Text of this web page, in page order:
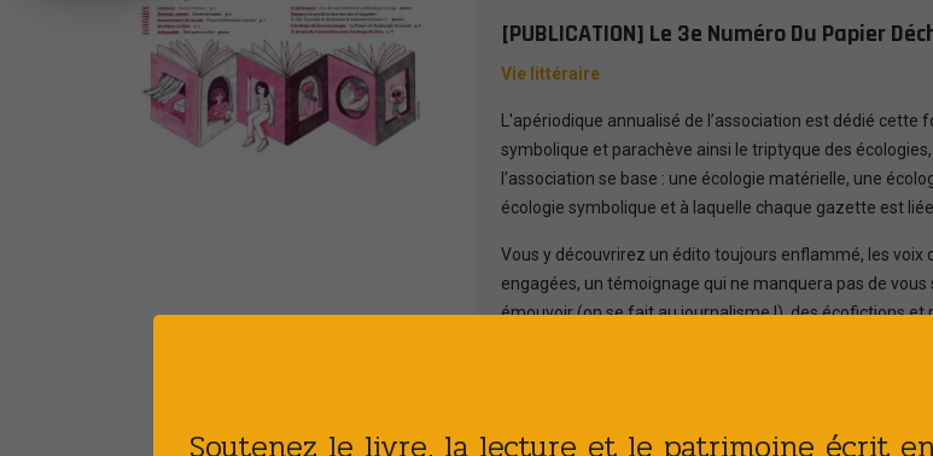
[PUBLICATION] Le 3e Numéro Du Papier
Vie littéraire
L'apériodique annualisé de l’association est dédié cette
symbolique et parachève ainsi le triptyque des
l’association se base : une écologie matérielle, une
écologie symbolique et à laquelle chaque gazette est liée.
Vous y découvrirez un édito toujours enflammé, les voix
engagées, un témoignage qui ne manquera pas de
émouvoir (on se fait au journalisme !), des écofictions et
Soutenez le livre, la lecture et le patrimoine écrit